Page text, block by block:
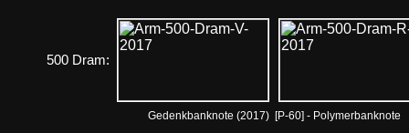
500 Dram:
Gedenkbanknote (2017) [P-60] - Polymerbanknote